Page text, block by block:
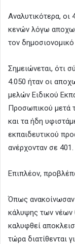
Αναλυτικότερα,
κενών λόγω
τον
Σημειώνεται, ότι
4.050 ήταν οι
μελών Ειδικού
Προσωπικού μετά
και τα ήδη
εκπαιδευτικού
ανέρχονταν σε 401.
Επιπλέον,
Όπως ανακοίνωσαν
κάλυψης των νέων
καλυφθεί
τώρα διατίθενται